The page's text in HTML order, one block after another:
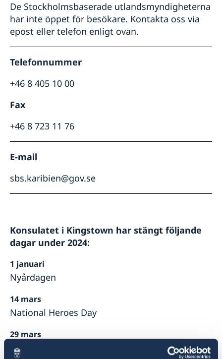
De Stockholmsbaserade utlandsmyndigheterna
har inte öppet för besökare. Kontakta oss via
epost eller telefon enligt ovan.
Telefonnummer
+46 8 405 10 00
Fax
+46 8 723 11 76
E-mail
sbs.karibien@gov.se
Konsulatet i Kingstown har stängt följande
dagar under 2024:
1 januari
Nyårdagen
14 mars
National Heroes Day
29 mars
Långfredagen